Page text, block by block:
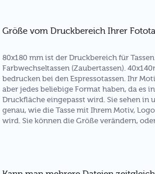
Größe vom Druckbereich Ihrer
80x180 mm ist der Druckbereich für
Farbwechseltassen (Zaubertassen).
bedrucken bei den Espressotassen. Ihr
aber jedes beliebige Format haben, da es
Druckfläche eingepasst wird. Sie sehen in
genau, wie die Tasse mit Ihrem Motiv,
wird. Sie können die Größe verändern,